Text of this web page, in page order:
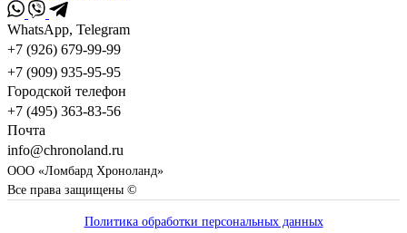
WhatsApp, Telegram
+7 (926) 679-99-99
+7 (909) 935-95-95
Городской телефон
+7 (495) 363-83-56
Почта
info@chronoland.ru
ООО «Ломбард Хроноланд»
Все права защищены ©
Политика обработки персональных данных